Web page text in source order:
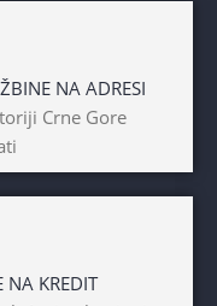
NA ADRESI
Crne Gore
NA KREDIT